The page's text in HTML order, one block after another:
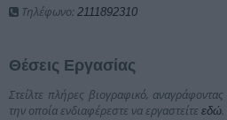
Τηλέφωνο: 2111892310
Θέσεις Εργασίας
Στείλτε πλήρες βιογραφικό,
την οποία ενδιαφέρεστε να εργαστείτε εδώ.